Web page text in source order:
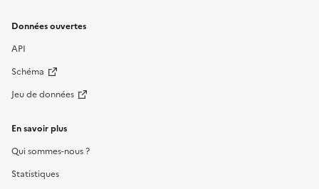
Données ouvertes
API
Schéma
Jeu de données
En savoir plus
Qui sommes-nous ?
Statistiques